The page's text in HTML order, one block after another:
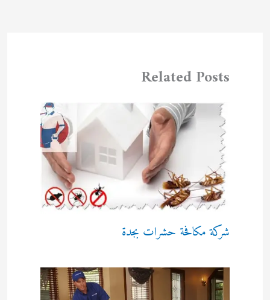
Related Posts
شركة مكافحة حشرات بجدة